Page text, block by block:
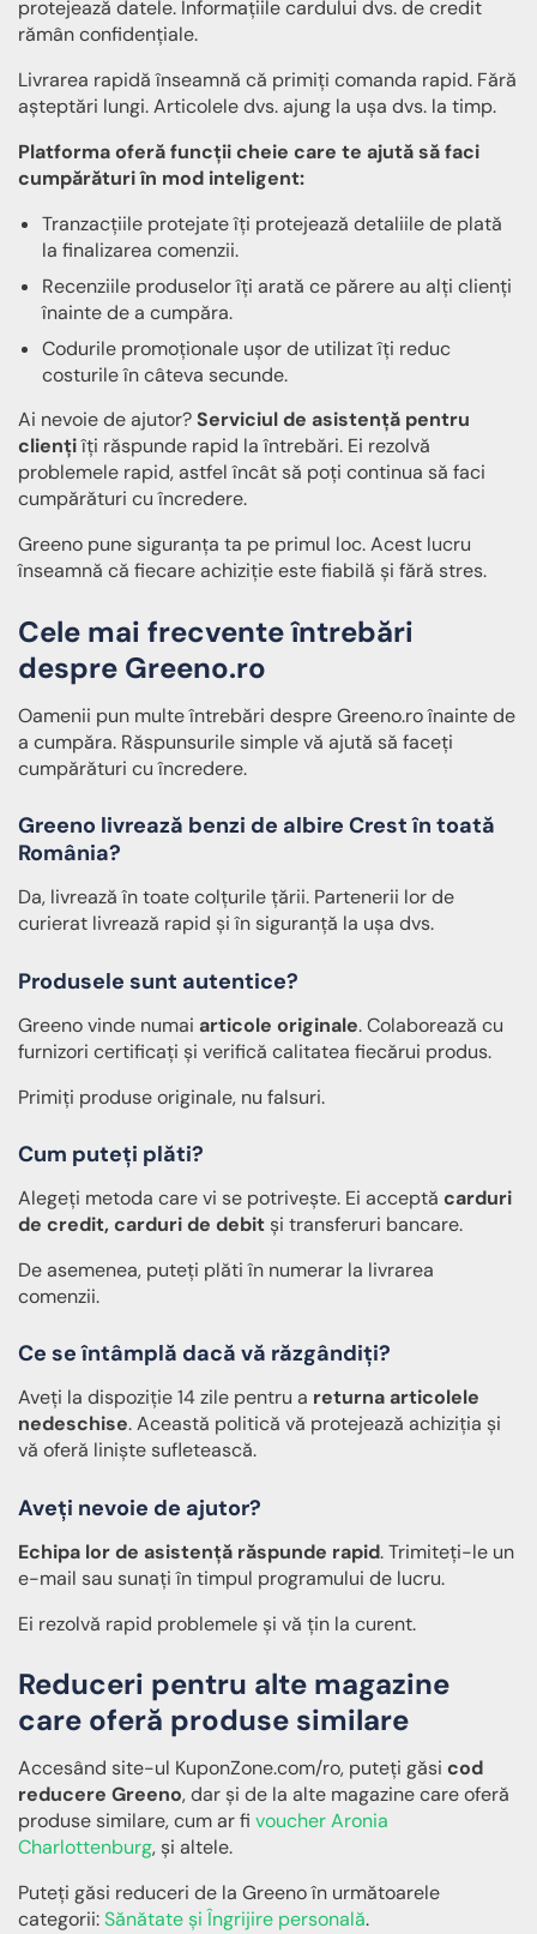
protejează datele. Informațiile cardului dvs. de credit
rămân confidențiale.
Livrarea rapidă înseamnă că primiți comanda rapid. Fără
așteptări lungi. Articolele dvs. ajung la ușa dvs. la timp.
Platforma oferă funcții cheie care te ajută să faci
cumpărături în mod inteligent:
Tranzacțiile protejate îți protejează detaliile de plată
la finalizarea comenzii.
Recenziile produselor îți arată ce părere au alți clienți
înainte de a cumpăra.
Codurile promoționale ușor de utilizat îți reduc
costurile în câteva secunde.
Ai nevoie de ajutor?Serviciul de asistență pentru
cliențiîți răspunde rapid la întrebări. Ei rezolvă
problemele rapid, astfel încât să poți continua să faci
cumpărături cu încredere.
Greeno pune siguranța ta pe primul loc. Acest lucru
înseamnă că fiecare achiziție este fiabilă și fără stres.
Cele mai frecvente întrebări
despre Greeno.ro
Oamenii pun multe întrebări despre Greeno.ro înainte de
a cumpăra. Răspunsurile simple vă ajută să faceți
cumpărături cu încredere.
Greeno livrează benzi de albire Crest în toată
România?
Da, livrează în toate colțurile țării. Partenerii lor de
curierat livrează rapid și în siguranță la ușa dvs.
Produsele sunt autentice?
Greeno vinde numai articole originale. Colaborează cu
furnizori certificați și verifică calitatea fiecărui produs.
Primiți produse originale, nu falsuri.
Cum puteți plăti?
Alegeți metoda care vi se potrivește. Ei acceptă carduri
de credit, carduri de debit și transferuri bancare.
De asemenea, puteți plăti în numerar la livrarea
comenzii.
Ce se întâmplă dacă vă răzgândiți?
Aveți la dispoziție 14 zile pentru a returna articolele
nedeschise. Această politică vă protejează achiziția și
vă oferă liniște sufletească.
Aveți nevoie de ajutor?
Echipa lor de asistență răspunde rapid. Trimiteți-le un
e-mail sau sunați în timpul programului de lucru.
Ei rezolvă rapid problemele și vă țin la curent.
Reduceri pentru alte magazine
care oferă produse similare
Accesând site-ul KuponZone.com/ro, puteți găsi cod
reducere Greeno, dar și de la alte magazine care oferă
produse similare, cum ar fi voucher Aronia
Charlottenburg, și altele.
Puteți găsi reduceri de la Greeno în următoarele
categorii:Sănătate și Îngrijire personală.